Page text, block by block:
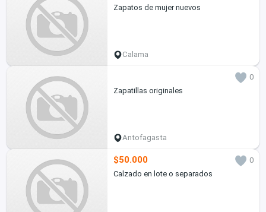
Zapatos de mujer nuevos
Calama
0
Zapatillas originales
Antofagasta
$50.000
0
Calzado en lote o separados